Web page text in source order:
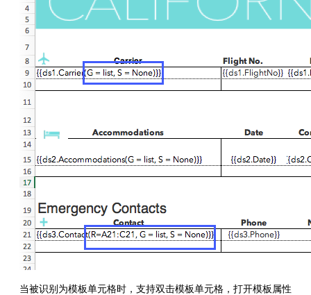
当被识别为模板单元格时，支持双击模板单元格，打开模板属性